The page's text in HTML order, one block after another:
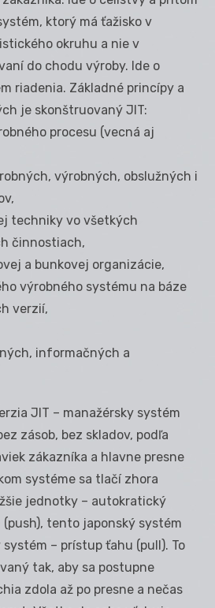
ktorý má ťažisko v
okruhu a nie v
do chodu výroby. Ide o
riadenia. Základné princípy a
je skonštruovaný JIT:
procesu (vecná aj
výrobných, obslužných i
techniky vo všetkých
činnostiach,
a bunkovej organizácie,
výrobného systému na báze
verzií,
informačných a
JIT – manažérsky systém
zásob, bez skladov, podľa
zákazníka a hlavne presne
systéme sa tlačí zhora
jednotky – autokratický
tento japonský systém
– prístup ťahu (pull). To
tak, aby sa postupne
zdola až po presne a nečas